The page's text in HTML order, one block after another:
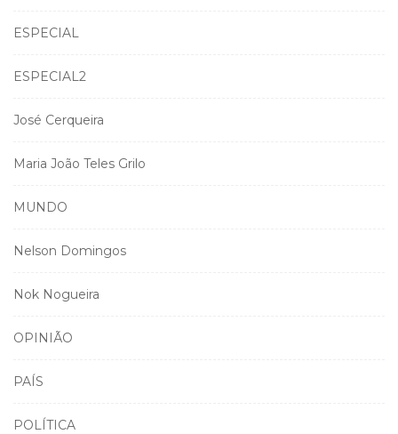
ESPECIAL
ESPECIAL2
José Cerqueira
Maria João Teles Grilo
MUNDO
Nelson Domingos
Nok Nogueira
OPINIÃO
PAÍS
POLÍTICA